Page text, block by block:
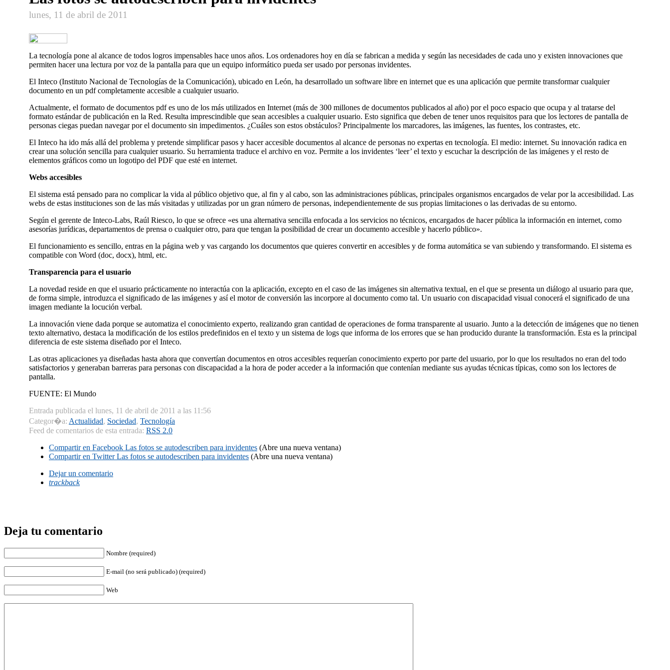
lunes, 11 de abril de 2011
La tecnologí­a pone al alcance de todos logros impensables hace unos años. Los ordenadores hoy en dí­a se fabrican a medida y según las necesidades de cada uno y existen innovaciones que
permiten hacer una lectura por voz de la pantalla para que un equipo informático pueda ser usado por personas invidentes.
El Inteco (Instituto Nacional de Tecnologí­as de la Comunicación), ubicado en León, ha desarrollado un software libre en internet que es una aplicación que permite transformar cualquier
documento en un pdf completamente accesible a cualquier usuario.
Actualmente, el formato de documentos pdf es uno de los más utilizados en Internet (más de 300 millones de documentos publicados al año) por el poco espacio que ocupa y al tratarse del
formato estándar de publicación en la Red. Resulta imprescindible que sean accesibles a cualquier usuario. Esto significa que deben de tener unos requisitos para que los lectores de pantalla de
personas ciegas puedan navegar por el documento sin impedimentos. ¿Cuáles son estos obstáculos? Principalmente los marcadores, las imágenes, las fuentes, los contrastes, etc.
El Inteco ha ido más allá del problema y pretende simplificar pasos y hacer accesible documentos al alcance de personas no expertas en tecnologí­a. El medio: internet. Su innovación radica en
crear una solución sencilla para cualquier usuario. Su herramienta traduce el archivo en voz. Permite a los invidentes ‘leer’ el texto y escuchar la descripción de las imágenes y el resto de
elementos gráficos como un logotipo del PDF que esté en internet.
Webs accesibles
El sistema está pensado para no complicar la vida al público objetivo que, al fin y al cabo, son las administraciones públicas, principales organismos encargados de velar por la accesibilidad. Las
webs de estas instituciones son de las más visitadas y utilizadas por un gran número de personas, independientemente de sus propias limitaciones o las derivadas de su entorno.
Según el gerente de Inteco-Labs, Raúl Riesco, lo que se ofrece «es una alternativa sencilla enfocada a los servicios no técnicos, encargados de hacer pública la información en internet, como
asesorí­as jurí­dicas, departamentos de prensa o cualquier otro, para que tengan la posibilidad de crear un documento accesible y hacerlo público».
El funcionamiento es sencillo, entras en la página web y vas cargando los documentos que quieres convertir en accesibles y de forma automática se van subiendo y transformando. El sistema es
compatible con Word (doc, docx), html, etc.
Transparencia para el usuario
La novedad reside en que el usuario prácticamente no interactúa con la aplicación, excepto en el caso de las imágenes sin alternativa textual, en el que se presenta un diálogo al usuario para que,
de forma simple, introduzca el significado de las imágenes y así­ el motor de conversión las incorpore al documento como tal. Un usuario con discapacidad visual conocerá el significado de una
imagen mediante la locución verbal.
La innovación viene dada porque se automatiza el conocimiento experto, realizando gran cantidad de operaciones de forma transparente al usuario. Junto a la detección de imágenes que no tienen
texto alternativo, destaca la modificación de los estilos predefinidos en el texto y un sistema de logs que informa de los errores que se han producido durante la transformación. Esta es la principal
diferencia de este sistema diseñado por el Inteco.
Las otras aplicaciones ya diseñadas hasta ahora que convertí­an documentos en otros accesibles requerí­an conocimiento experto por parte del usuario, por lo que los resultados no eran del todo
satisfactorios y generaban barreras para personas con discapacidad a la hora de poder acceder a la información que contení­an mediante sus ayudas técnicas tí­picas, como son los lectores de
pantalla.
FUENTE: El Mundo
Entrada publicada el lunes, 11 de abril de 2011 a las 11:56
Categor�a: Actualidad, Sociedad, Tecnologí­a
Feed de comentarios de esta entrada: RSS 2.0
Compartir en Facebook Las fotos se autodescriben para invidentes (Abre una nueva ventana)
Compartir en TwitterLas fotos se autodescriben para invidentes (Abre una nueva ventana)
Dejar un comentario
trackback
Deja tu comentario
Nombre (required)
E-mail (no será publicado) (required)
Web